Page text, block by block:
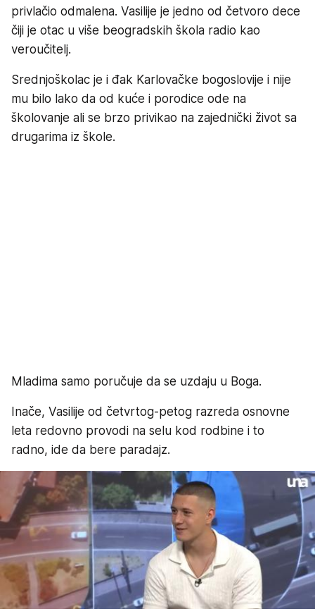
privlačio odmalena. Vasilije je jedno od četvoro dece
čiji je otac u više beogradskih škola radio kao
veroučitelj.
Srednjoškolac je i đak Karlovačke bogoslovije i nije
mu bilo lako da od kuće i porodice ode na
školovanje ali se brzo privikao na zajednički život sa
drugarima iz škole.
Mladima samo poručuje da se uzdaju u Boga.
Inače, Vasilije od četvrtog-petog razreda osnovne
leta redovno provodi na selu kod rodbine i to
radno, ide da bere paradajz.